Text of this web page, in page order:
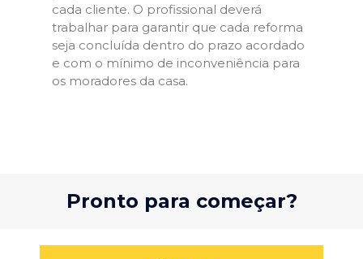
cada cliente. O profissional deverá
trabalhar para garantir que cada reforma
seja concluída dentro do prazo acordado
e com o mínimo de inconveniência para
os moradores da casa.
Pronto para começar?